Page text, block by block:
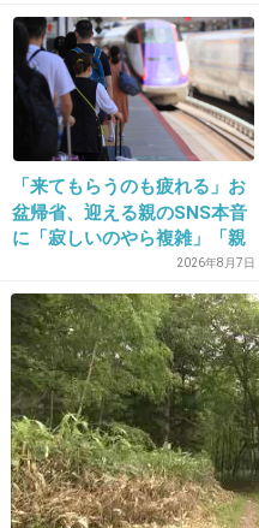
32. 匿名2014/09/26(金) 23:22:25
ソウルグッドマンの
キャラですよね！
33. 匿名2014/09/26(金) 23:28:35
私は割と一気に見て
ズン３の途中ですが。
基本的にシリアスな
「来てもらうのも疲れる」お
盆帰省、迎える親のSNS本音
に「寂しいのやら複雑」「親
孝行だと思っていたのに」
2026年8月7日